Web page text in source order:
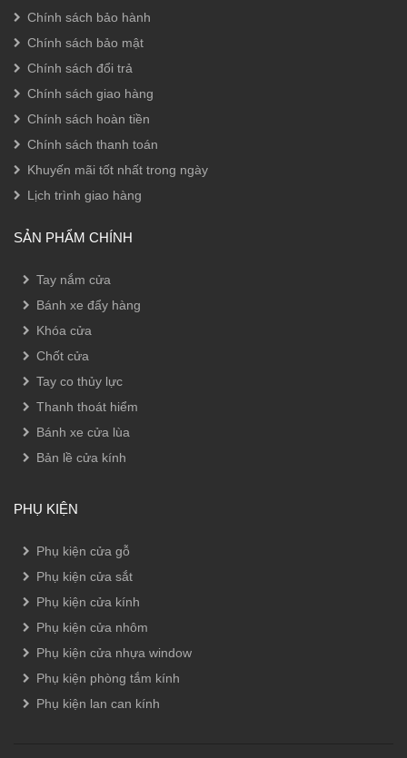
Chính sách bảo hành
Chính sách bảo mật
Chính sách đổi trả
Chính sách giao hàng
Chính sách hoàn tiền
Chính sách thanh toán
Khuyến mãi tốt nhất trong ngày
Lịch trình giao hàng
SẢN PHẨM CHÍNH
Tay nắm cửa
Bánh xe đẩy hàng
Khóa cửa
Chốt cửa
Tay co thủy lực
Thanh thoát hiểm
Bánh xe cửa lùa
Bản lề cửa kính
PHỤ KIỆN
Phụ kiện cửa gỗ
Phụ kiện cửa sắt
Phụ kiện cửa kính
Phụ kiện cửa nhôm
Phụ kiện cửa nhựa window
Phụ kiện phòng tắm kính
Phụ kiện lan can kính